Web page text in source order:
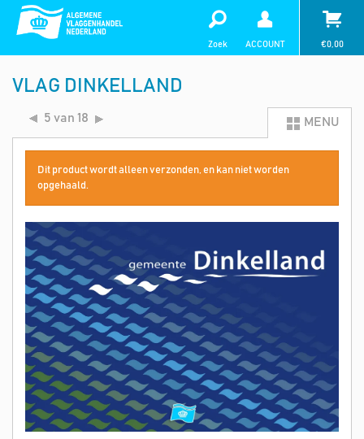
Zoek ACCOUNT €0,00
VLAG DINKELLAND
5 van 18 MENU
Dit product wordt alleen verzonden, en kan niet worden
opgehaald.